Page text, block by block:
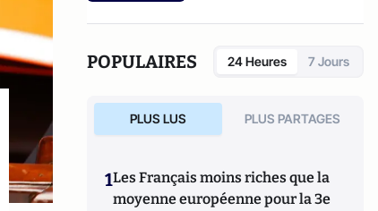
POPULAIRES 24 Heures 7 Jours
PLUS LUS PLUS PARTAGES
1Les Français moins riches que la
moyenne européenne pour la 3e